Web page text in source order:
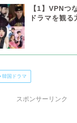
【1】VPNつ
ドラマを観る
韓国ドラマ
スポンサーリンク